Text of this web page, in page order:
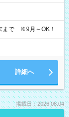
まで ※9月～OK！
詳細へ
掲載日：2026.08.04